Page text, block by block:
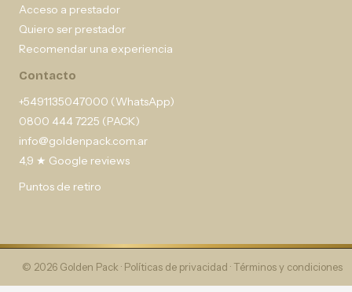
Acceso a prestador
Quiero ser prestador
Recomendar una experiencia
Contacto
+5491135047000 (WhatsApp)
0800 444 7225 (PACK)
info@goldenpack.com.ar
4,9 ★ Google reviews
Puntos de retiro
© 2026 Golden Pack · Políticas de privacidad · Términos y condiciones